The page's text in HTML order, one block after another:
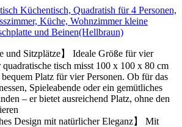
Küchentisch, Quadratish für 4 Personen,
Küche, Wohnzimmer kleine
und Beinen(Hellbraun)
und Sitzplätze】 Ideale Größe für vier
quadratische tisch misst 100 x 100 x 80 cm
Platz für vier Personen. Ob für das
Spieleabende oder ein gemütliches
– er bietet ausreichend Platz, ohne den
Design mit natürlicher Eleganz】 Mit